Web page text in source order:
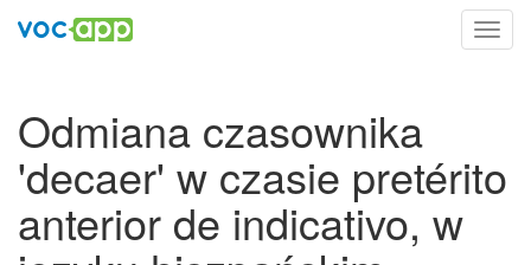
Odmiana czasownika
'decaer' w czasie pretérito
anterior de indicativo, w